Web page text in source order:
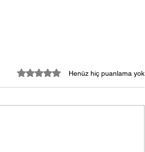
5 üzerinden 0 yıldızHenüz hiç puanlama yok